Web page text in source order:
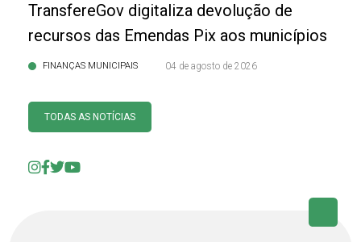
TransfereGov digitaliza devolução de
recursos das Emendas Pix aos municípios
FINANÇAS MUNICIPAIS 04 de agosto de 2026
TODAS AS NOTÍCIAS